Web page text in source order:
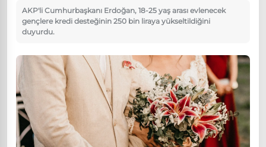
AKP'li Cumhurbaşkanı Erdoğan, 18-25 yaş arası evlenecek
gençlere kredi desteğinin 250 bin liraya yükseltildiğini
duyurdu.